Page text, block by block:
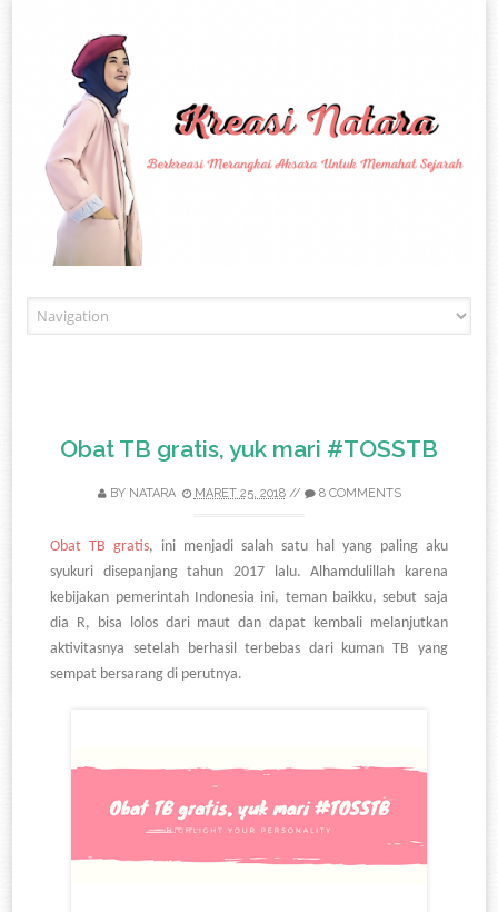
Obat TB gratis, yuk mari #TOSSTB
BY NATARA MARET 25, 2018// 8 COMMENTS
Obat TB gratis, ini menjadi salah satu hal yang paling aku
syukuri disepanjang tahun 2017 lalu. Alhamdulillah karena
kebijakan pemerintah Indonesia ini, teman baikku, sebut saja
dia R, bisa lolos dari maut dan dapat kembali melanjutkan
aktivitasnya setelah berhasil terbebas dari kuman TB yang
sempat bersarang di perutnya.